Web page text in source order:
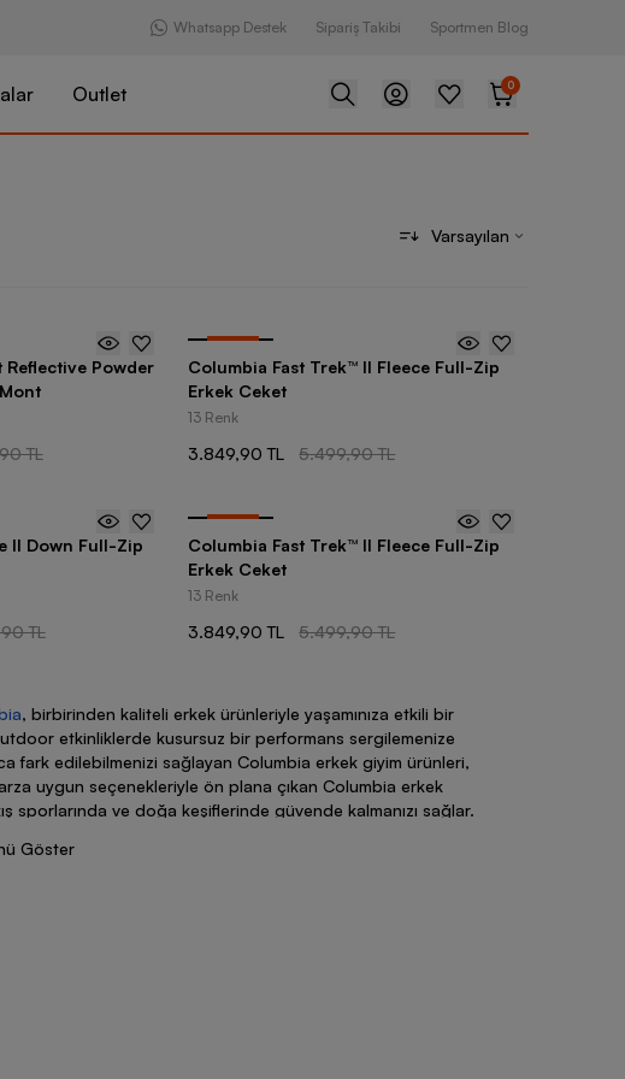
Whatsapp Destek Sipariş Takibi Sportmen Blog
Outlet 0
Varsayılan
Powder
TL
Columbia Fast Trek™ II Fleece Full-Zip
Erkek Ceket
13 Renk
3.849,90 TL 5.499,90 TL
II Down Full-Zip
TL
Columbia Fast Trek™ II Fleece Full-Zip
Erkek Ceket
13 Renk
3.849,90 TL 5.499,90 TL
, birbirinden kaliteli erkek ürünleriyle yaşamınıza etkili bir
etkinliklerde kusursuz bir performans sergilemenize
fark edilebilmenizi sağlayan Columbia erkek giyim ürünleri,
uygun seçenekleriyle ön plana çıkan Columbia erkek
sporlarında ve doğa keşiflerinde güvende kalmanızı sağlar.
Göster